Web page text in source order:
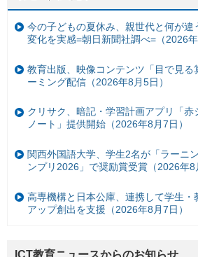
今の子どもの夏休み、親世代と何が
変化を実感=朝日新聞社調べ=（2026年
教育出版、映像コンテンツ「目で見る
ーミング配信（2026年8月5日）
クリサク、暗記・学習計画アプリ「
ノート」提供開始（2026年8月7日）
関西外国語大学、学生2名が「ラーニ
ンプリ2026」で奨励賞受賞（2026年8
高専機構と日本公庫、連携して学生・
アップ創出を支援（2026年8月7日）
ICT教育ニュースからのお知らせ